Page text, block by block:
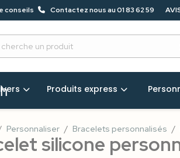
conseils Contactez nous au 01 83 62 59
Produits express
Personnaliser Bracelets personnalisés
silicone